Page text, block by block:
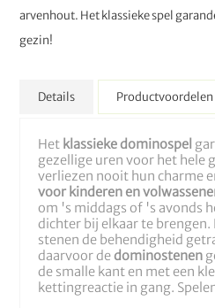
arvenhout. Het klassieke spel
gezin!
Details
Het klassieke dominospel
gezellige uren voor het hele
verliezen nooit hun charme
voor kinderen en
om 's middags of 's avonds
dichter bij elkaar te
stenen de behendigheid
daarvoor dedominostenen
de smalle kant en met een
kettingreactie in gang.
Productvoordelen